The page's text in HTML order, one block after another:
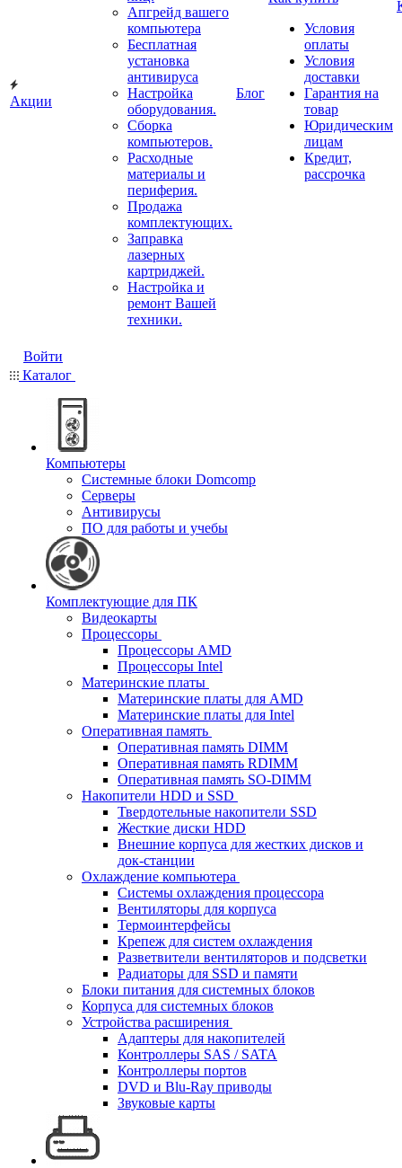
Акции
Апгрейд вашего
компьютера
Бесплатная
установка
антивируса
Настройка
оборудования.
Сборка
компьютеров.
Расходные
материалы и
периферия.
Продажа
комплектующих.
Заправка
лазерных
картриджей.
Настройка и
ремонт Вашей
техники.
Блог
Условия
оплаты
Условия
доставки
Гарантия на
товар
Юридическим
лицам
Кредит,
рассрочка
Войти
Каталог
Компьютеры
Системные блоки Domcomp
Серверы
Антивирусы
ПО для работы и учебы
Комплектующие для ПК
Видеокарты
Процессоры
Процессоры AMD
Процессоры Intel
Материнские платы
Материнские платы для AMD
Материнские платы для Intel
Оперативная память
Оперативная память DIMM
Оперативная память RDIMM
Оперативная память SO-DIMM
Накопители HDD и SSD
Твердотельные накопители SSD
Жесткие диски HDD
Внешние корпуса для жестких дисков и
док-станции
Охлаждение компьютера
Системы охлаждения процессора
Вентиляторы для корпуса
Термоинтерфейсы
Крепеж для систем охлаждения
Разветвители вентиляторов и подсветки
Радиаторы для SSD и памяти
Блоки питания для системных блоков
Корпуса для системных блоков
Устройства расширения
Адаптеры для накопителей
Контроллеры SAS / SATA
Контроллеры портов
DVD и Blu-Ray приводы
Звуковые карты